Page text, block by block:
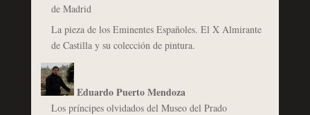
de Madrid
La pieza de los Eminentes Españoles. El X Almirante
de Castilla y su colección de pintura.
Eduardo Puerto Mendoza
Los príncipes olvidados del Museo del Prado